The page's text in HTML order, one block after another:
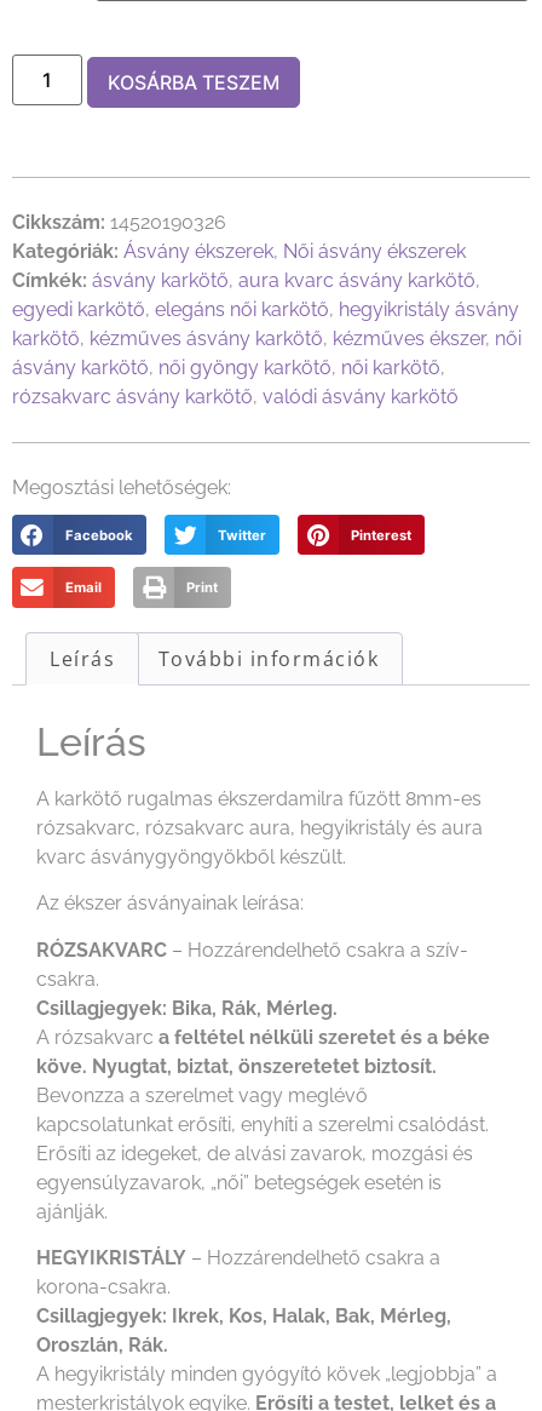
KOSÁRBA TESZEM
Cikkszám: 14520190326
Kategóriák: Ásvány ékszerek, Női ásvány ékszerek
Címkék: ásvány karkötő, aura kvarc ásvány karkötő,
egyedi karkötő, elegáns női karkötő, hegyikristály ásvány
karkötő, kézműves ásvány karkötő, kézműves ékszer, női
ásvány karkötő, női gyöngy karkötő, női karkötő,
rózsakvarc ásvány karkötő, valódi ásvány karkötő
Megosztási lehetőségek:
Facebook Twitter Pinterest
Email Print
Leírás További információk
Leírás
A karkötő rugalmas ékszerdamilra fűzött 8mm-es
rózsakvarc, rózsakvarc aura, hegyikristály és aura
kvarc ásványgyöngyökből készült.
Az ékszer ásványainak leírása:
RÓZSAKVARC – Hozzárendelhető csakra a szív-
csakra.
Csillagjegyek: Bika, Rák, Mérleg.
A rózsakvarc a feltétel nélküli szeretet és a béke
köve. Nyugtat, biztat, önszeretetet biztosít.
Bevonzza a szerelmet vagy meglévő
kapcsolatunkat erősíti, enyhíti a szerelmi csalódást.
Erősíti az idegeket, de alvási zavarok, mozgási és
egyensúlyzavarok, „női” betegségek esetén is
ajánlják.
HEGYIKRISTÁLY – Hozzárendelhető csakra a
korona-csakra.
Csillagjegyek: Ikrek, Kos, Halak, Bak, Mérleg,
Oroszlán, Rák.
A hegyikristály minden gyógyító kövek „legjobbja” a
mesterkristályok egyike. Erősíti a testet, lelket és a